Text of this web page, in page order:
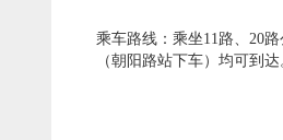
乘车路线：乘坐11路、20
（朝阳路站下车）均可到